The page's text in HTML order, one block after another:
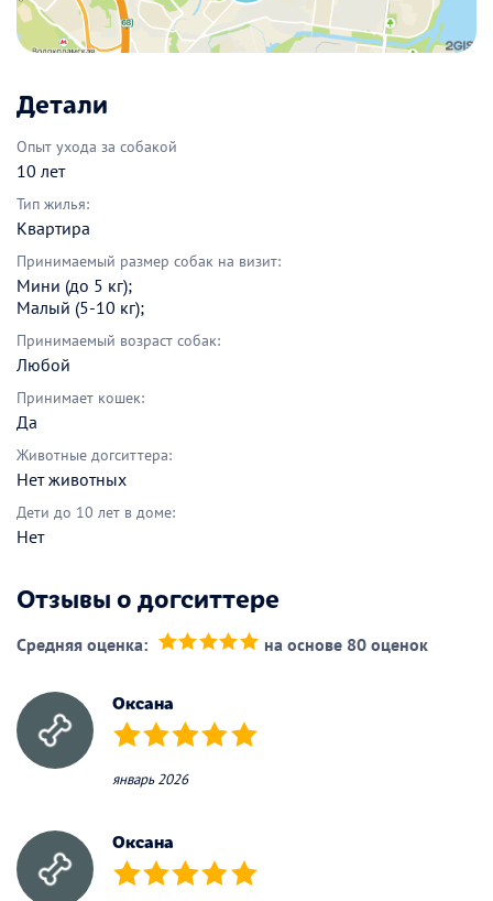
Детали
Опыт ухода за собакой
10 лет
Тип жилья:
Квартира
Принимаемый размер собак на визит:
Мини (до 5 кг);
Малый (5-10 кг);
Принимаемый возраст собак:
Любой
Принимает кошек:
Да
Животные догситтера:
Нет животных
Дети до 10 лет в доме:
Нет
Отзывы о догситтере
Средняя оценка: на основе 80 оценок
Оксана
(*) (*) (*) (*) (*)
январь 2026
Оксана
(*) (*) (*) (*) (*)